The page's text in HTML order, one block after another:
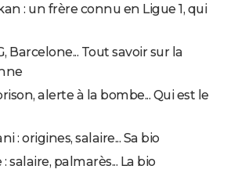
: un frère connu en Ligue 1, qui
Barcelone... Tout savoir sur la
alerte à la bombe... Qui est le
: origines, salaire... Sa bio
salaire, palmarès... La bio